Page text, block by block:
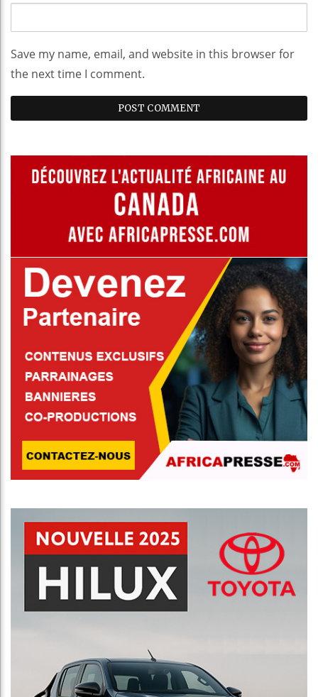
Save my name, email, and website in this browser for
the next time I comment.